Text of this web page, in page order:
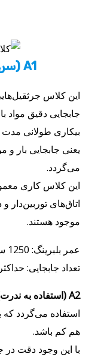
A1 (سرویس آماده به کار)
این کلاس
جابجایی دقیق
بیکاری طولانی مدت
یعنی جابجایی بار و
می‌گردد.
این کلاس کاری
اتاق‌های توربین‌دار
موجود هستند.
عمر بلبرینگ: 1250 ساعت
تعداد جابجایی: حداکثر 2 بار در ساعت
A2 (استفاده به ندرت)
استفاده می‌گردد
هم کم باشد.
با این وجود دقت در